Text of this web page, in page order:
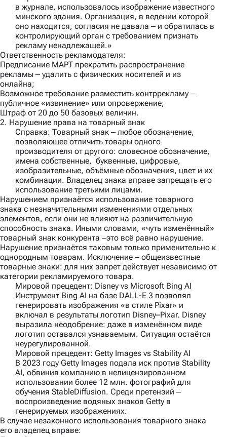
в журнале, использовалось изображение известного
минского здания. Организация, в ведении которой
оно находится, согласия не давала ‒ и обратилась в
контролирующий орган с требованием признать
рекламу ненадлежащей.»
Ответственность рекламодателя:
Предписание МАРТ прекратить распространение
рекламы ‒ удалить с физических носителей и из
онлайна;
Возможное требование разместить контррекламу ‒
публичное «извинение» или опровержение;
Штраф от 20 до 50 базовых величин.
2. Нарушение права на товарный знак
Справка: Товарный знак ‒ любое обозначение,
позволяющее отличить товары одного
производителя от другого: словесное обозначение,
имена собственные, буквенные, цифровые,
изобразительные, объёмные обозначения, цвет и их
комбинации. Владелец знака вправе запрещать его
использование третьими лицами.
Нарушением признаётся использование товарного
знака с незначительными изменениями отдельных
элементов, если они не влияют на различительную
способность знака. Иными словами, «чуть изменённый»
товарный знак конкурента ‒это всё равно нарушение.
Нарушение признаётся таковым только применительно к
однородным товарам. Исключение ‒ общеизвестные
товарные знаки: для них запрет действует независимо от
категории рекламируемого товара.
Мировой прецедент: Disney vs Microsoft Bing AI
Инструмент Bing AI на базе DALL-E 3 позволял
генерировать изображения «в стиле Pixar» и
включал в результаты логотип Disney–Pixar. Disney
выразила неодобрение: даже в изменённом виде
логотип оставался узнаваемым. Ситуация остаётся
неурегулированной.
Мировой прецедент: Getty Images vs Stability AI
В 2023 году Getty Images подала иск против Stability
AI, обвинив компанию в нелицензированном
использовании более 12 млн. фотографий для
обучения StableDiffusion. Среди претензий ‒
воспроизведение водяных знаков Getty в
генерируемых изображениях.
В случае незаконного использования товарного знака
его владелец вправе: